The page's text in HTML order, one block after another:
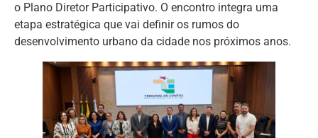
o Plano Diretor Participativo. O encontro integra uma
etapa estratégica que vai definir os rumos do
desenvolvimento urbano da cidade nos próximos anos.